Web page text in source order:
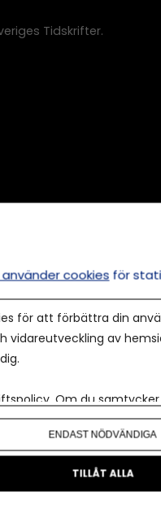
Tidskrifter.
cookies för
för att förbättra din
vidareutveckling av
. Om du
hittar du den
ENDAST NÖDVÄNDIGA
TILLÅT ALLA